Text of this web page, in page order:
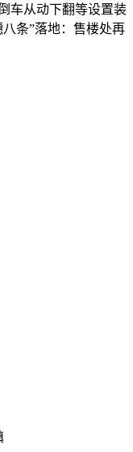
车从动下翻等设置装
条”落地：售楼处再